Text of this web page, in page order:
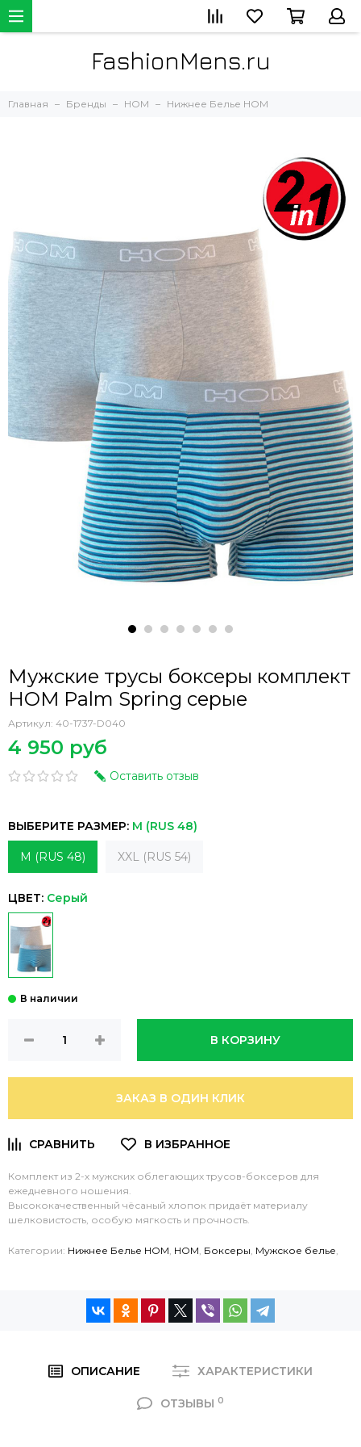
FashionMens.ru
Главная Бренды HOM Нижнее Белье HOM
Мужские трусы боксеры комплект
HOM Palm Spring серые
Артикул: 40-1737-D040
4 950 руб
Оставить отзыв
ВЫБЕРИТЕ РАЗМЕР: M (RUS 48)
M (RUS 48) XXL (RUS 54)
ЦВЕТ: Серый
В КОРЗИНУ
ЗАКАЗ В ОДИН КЛИК
Комплект из 2-х мужских облегающих трусов-боксеров для
ежедневного ношения.
Высококачественный чёсаный хлопок придаёт материалу
шелковистость, особую мягкость и прочность.
Категории: Нижнее Белье HOM, HOM, Боксеры, Мужское белье,
ОПИСАНИЕ ХАРАКТЕРИСТИКИ
ОТЗЫВЫ 0